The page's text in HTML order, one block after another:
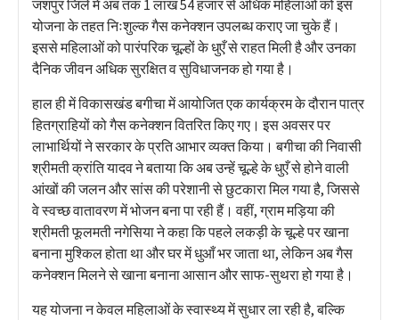
जशपुर जिले में अब तक 1 लाख 54 हजार से अधिक महिलाओं को इस
योजना के तहत निःशुल्क गैस कनेक्शन उपलब्ध कराए जा चुके हैं।
इससे महिलाओं को पारंपरिक चूल्हों के धुएँ से राहत मिली है और उनका
दैनिक जीवन अधिक सुरक्षित व सुविधाजनक हो गया है।
हाल ही में विकासखंड बगीचा में आयोजित एक कार्यक्रम के दौरान पात्र
हितग्राहियों को गैस कनेक्शन वितरित किए गए। इस अवसर पर
लाभार्थियों ने सरकार के प्रति आभार व्यक्त किया। बगीचा की निवासी
श्रीमती क्रांति यादव ने बताया कि अब उन्हें चूल्हे के धुएँ से होने वाली
आंखों की जलन और सांस की परेशानी से छुटकारा मिल गया है, जिससे
वे स्वच्छ वातावरण में भोजन बना पा रही हैं। वहीं, ग्राम मड़िया की
श्रीमती फूलमती नगेसिया ने कहा कि पहले लकड़ी के चूल्हे पर खाना
बनाना मुश्किल होता था और घर में धुआँ भर जाता था, लेकिन अब गैस
कनेक्शन मिलने से खाना बनाना आसान और साफ-सुथरा हो गया है।
यह योजना न केवल महिलाओं के स्वास्थ्य में सुधार ला रही है, बल्कि